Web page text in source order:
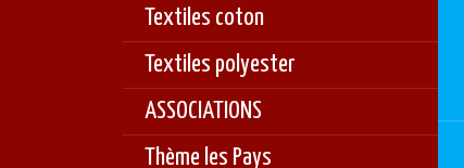
Textiles coton
Textiles polyester
ASSOCIATIONS
Thème les Pays